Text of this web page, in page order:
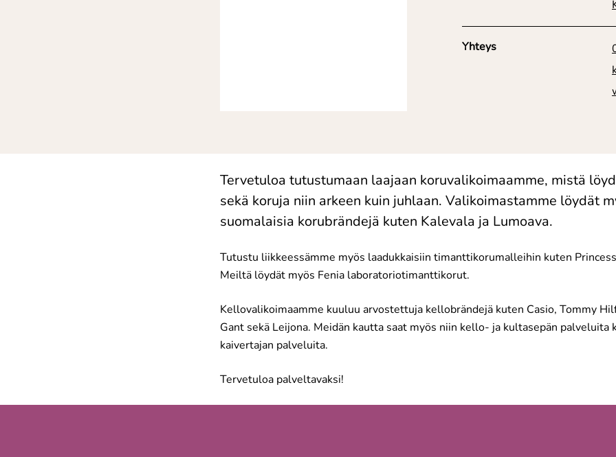
Yhteys
Tervetuloa tutustumaan laajaan koruvalikoimaamme, mistä
sekä koruja niin arkeen kuin juhlaan. Valikoimastamme löydät
suomalaisia korubrändejä kuten Kalevala ja Lumoava.
Tutustu liikkeessämme myös laadukkaisiin timanttikorumalleihin kuten
Meiltä löydät myös Fenia laboratoriotimanttikorut.
Kellovalikoimaamme kuuluu arvostettuja kellobrändejä kuten Casio, Tommy
Gant sekä Leijona. Meidän kautta saat myös niin kello- ja kultasepän palveluita
kaivertajan palveluita.
Tervetuloa palveltavaksi!